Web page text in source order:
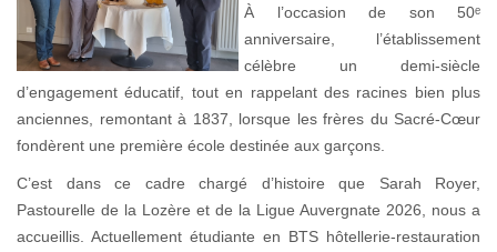
À l’occasion de son 50ᵉ
anniversaire, l’établissement
célèbre un demi-siècle
d’engagement éducatif, tout en rappelant des racines bien plus
anciennes, remontant à 1837, lorsque les frères du Sacré-Cœur
fondèrent une première école destinée aux garçons.
C’est dans ce cadre chargé d’histoire que Sarah Royer,
Pastourelle de la Lozère et de la Ligue Auvergnate 2026, nous a
accueillis. Actuellement étudiante en BTS hôtellerie-restauration